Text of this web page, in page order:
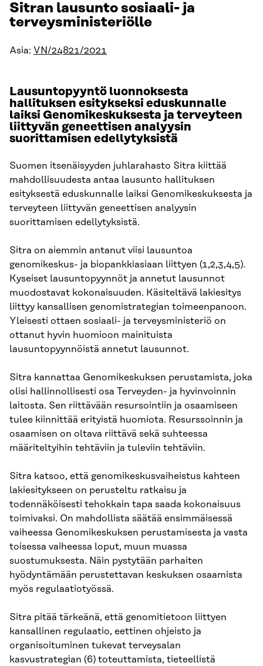
Sitran lausunto sosiaali- ja
terveysministeriölle
Asia: VN/24821/2021
Lausuntopyyntö luonnoksesta
hallituksen esitykseksi eduskunnalle
laiksi Genomikeskuksesta ja terveyteen
liittyvän geneettisen analyysin
suorittamisen edellytyksistä
Suomen itsenäisyyden juhlarahasto Sitra kiittää
mahdollisuudesta antaa lausunto hallituksen
esityksestä eduskunnalle laiksi Genomikeskuksesta ja
terveyteen liittyvän geneettisen analyysin
suorittamisen edellytyksistä.
Sitra on aiemmin antanut viisi lausuntoa
genomikeskus- ja biopankkiasiaan liittyen (1,2,3,4,5).
Kyseiset lausuntopyynnöt ja annetut lausunnot
muodostavat kokonaisuuden. Käsiteltävä lakiesitys
liittyy kansallisen genomistrategian toimeenpanoon.
Yleisesti ottaen sosiaali- ja terveysministeriö on
ottanut hyvin huomioon mainituista
lausuntopyynnöistä annetut lausunnot.
Sitra kannattaa Genomikeskuksen perustamista, joka
olisi hallinnollisesti osa Terveyden- ja hyvinvoinnin
laitosta. Sen riittävään resursointiin ja osaamiseen
tulee kiinnittää erityistä huomiota. Resurssoinnin ja
osaamisen on oltava riittävä sekä suhteessa
määriteltyihin tehtäviin ja tuleviin tehtäviin.
Sitra katsoo, että genomikeskusvaiheistus kahteen
lakiesitykseen on perusteltu ratkaisu ja
todennäköisesti tehokkain tapa saada kokonaisuus
toimivaksi. On mahdollista säätää ensimmäisessä
vaiheessa Genomikeskuksen perustamisesta ja vasta
toisessa vaiheessa loput, muun muassa
suostumuksesta. Näin pystytään parhaiten
hyödyntämään perustettavan keskuksen osaamista
myös regulaatiotyössä.
Sitra pitää tärkeänä, että genomitietoon liittyen
kansallinen regulaatio, eettinen ohjeisto ja
organisoituminen tukevat terveysalan
kasvustrategian (6) toteuttamista, tieteellistä